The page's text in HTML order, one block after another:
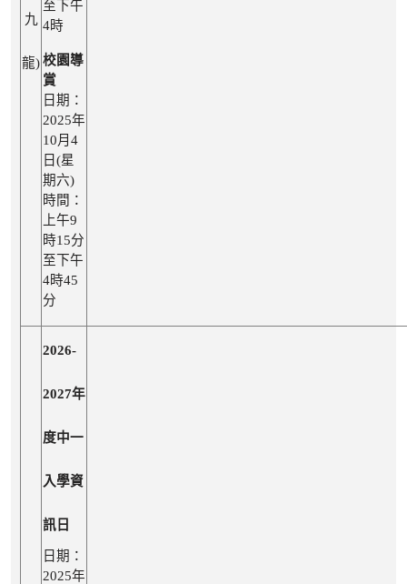
九
龍)
至下午
4時
校園導
賞
日期：
2025年
10月4
日(星
期六)
時間：
上午9
時15分
至下午
4時45
分
2026-
2027年
度中一
入學資
訊日
日期：
2025年